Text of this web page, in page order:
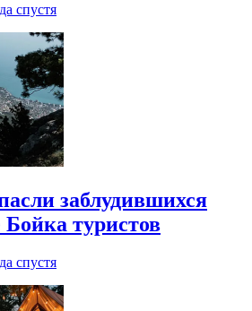
спустя
заблудившихся
Бойка туристов
спустя